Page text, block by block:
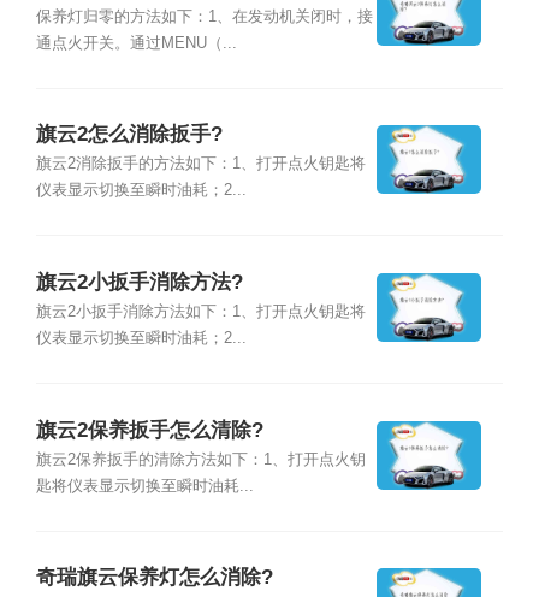
保养灯归零的方法如下：1、在发动机关闭时，接
通点火开关。通过MENU（...
旗云2怎么消除扳手?
旗云2消除扳手的方法如下：1、打开点火钥匙将
仪表显示切换至瞬时油耗；2...
旗云2小扳手消除方法?
旗云2小扳手消除方法如下：1、打开点火钥匙将
仪表显示切换至瞬时油耗；2...
旗云2保养扳手怎么清除?
旗云2保养扳手的清除方法如下：1、打开点火钥
匙将仪表显示切换至瞬时油耗...
奇瑞旗云保养灯怎么消除?